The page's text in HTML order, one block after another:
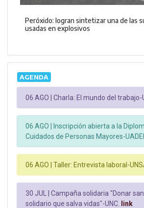
Peróxido: logran sintetizar una de las
usadas en explosivos
AGENDA
06 AGO | Charla: El mundo del trabajo-
06 AGO | Inscripción abierta a la
Cuidados de Personas Mayores-
06 AGO | Taller: Entrevista laboral-
30 JUL | Campaña solidaria "Donar
solidario que salva vidas"-UNC. link